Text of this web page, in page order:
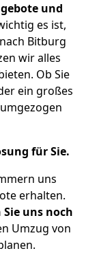
und
es ist,
Bitburg
wir alles
Ob Sie
ein großes
für Sie.
uns
erhalten.
uns noch
Umzug von